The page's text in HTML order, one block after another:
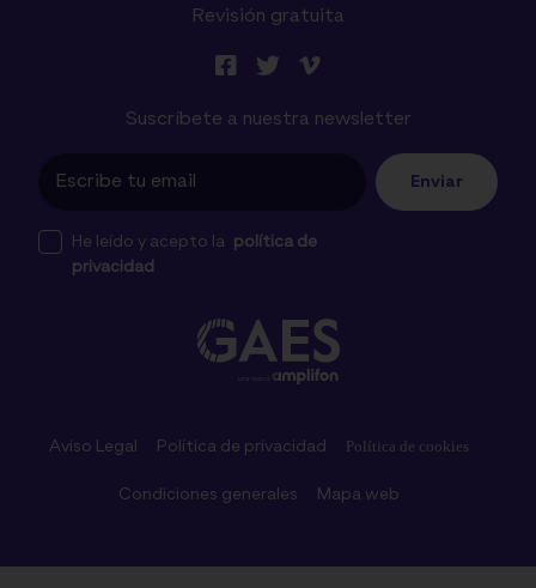
Revisión gratuita
Suscríbete a nuestra newsletter
He leído y acepto la política de
privacidad
Enviar
Aviso Legal Política de privacidad Política de cookies
Condiciones generales Mapa web